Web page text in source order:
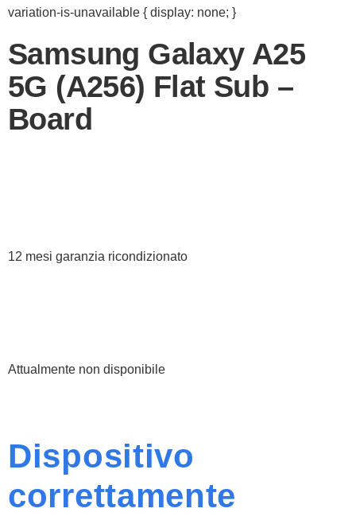
variation-is-unavailable { display: none; }
Samsung Galaxy A25
5G (A256) Flat Sub –
Board
12 mesi garanzia ricondizionato
Attualmente non disponibile
Dispositivo
correttamente